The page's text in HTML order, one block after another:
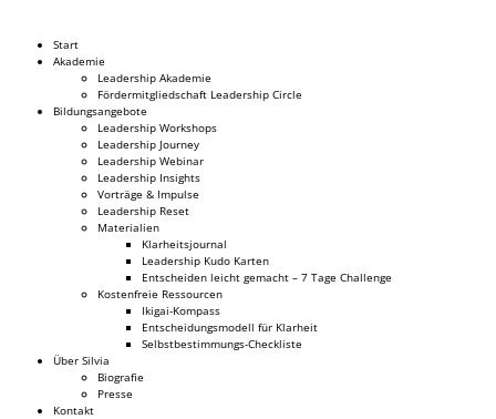
Dr. Silvia Schäfer
Start
Akademie
Leadership Akademie
Fördermitgliedschaft Leadership Circle
Bildungsangebote
Leadership Workshops
Leadership Journey
Leadership Webinar
Leadership Insights
Vorträge & Impulse
Leadership Reset
Materialien
Klarheitsjournal
Leadership Kudo Karten
Entscheiden leicht gemacht – 7 Tage Challenge
Kostenfreie Ressourcen
Ikigai-Kompass
Entscheidungsmodell für Klarheit
Selbstbestimmungs-Checkliste
Über Silvia
Biografie
Presse
Kontakt